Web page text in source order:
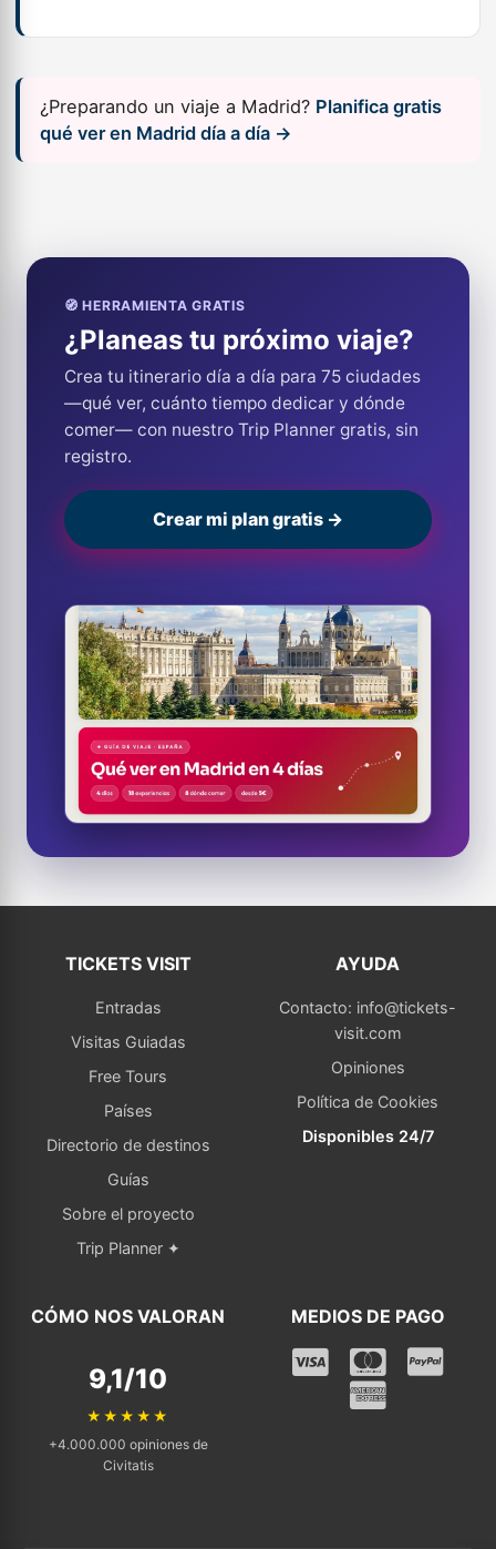
¿Preparando un viaje a Madrid? Planifica gratis
qué ver en Madrid día a día →
🧭 HERRAMIENTA GRATIS
¿Planeas tu próximo viaje?
Crea tu itinerario día a día para 75 ciudades
—qué ver, cuánto tiempo dedicar y dónde
comer— con nuestro Trip Planner gratis, sin
registro.
Crear mi plan gratis →
TICKETS VISIT
Entradas
Visitas Guiadas
Free Tours
Países
Directorio de destinos
Guías
Sobre el proyecto
Trip Planner ✦
AYUDA
Contacto: info@tickets-
visit.com
Opiniones
Política de Cookies
Disponibles 24/7
CÓMO NOS VALORAN
9,1/10
★★★★★
+4.000.000 opiniones de
Civitatis
MEDIOS DE PAGO